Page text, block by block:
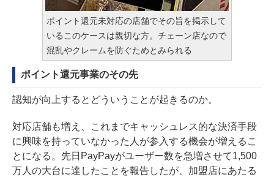
ポイント還元未対応の店舗でその旨を掲示して
いるこのケースは親切な方。チェーン店なので
混乱やクレームを防ぐためとみられる
ポイント還元事業のその先
認知が向上するとどういうことが起きるのか。
対応店舗も増え、これまでキャッシュレス的な決済手段
に興味を持っていなかった人が参入する機会が増えるこ
とになる。先日PayPayがユーザー数を急増させて1,500
万人の大台に達したことを報告したが、加盟店にあたる